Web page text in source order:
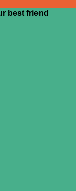
best friend